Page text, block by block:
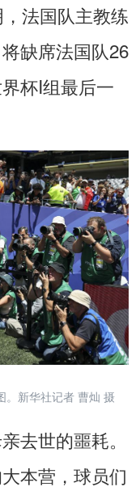
法国队主教练
缺席法国队26
杯I组最后一
新华社记者 曹灿 摄
世的噩耗。
本营，球员们